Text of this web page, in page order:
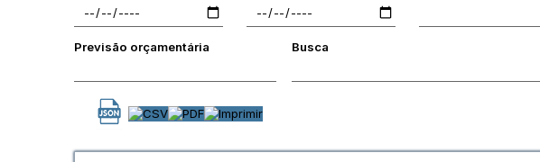
Previsão orçamentária
Busca